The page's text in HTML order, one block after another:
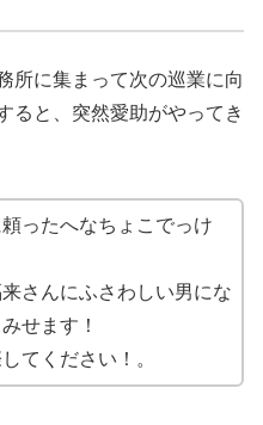
所に集まって次の巡業に向
ると、突然愛助がやってき
ったへなちょこでっけ
さんにふさわしい男にな
せます！
てください！。